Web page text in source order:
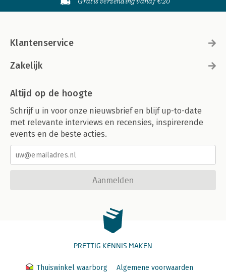
Klantenservice
Zakelijk
Altijd op de hoogte
Schrijf u in voor onze nieuwsbrief en blijf up-to-date
met relevante interviews en recensies, inspirerende
events en de beste acties.
Aanmelden
PRETTIG KENNIS MAKEN
Thuiswinkel waarborg Algemene voorwaarden